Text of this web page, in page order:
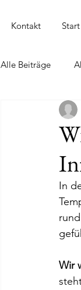
Kontakt Start
Alle Beiträge
Straßen in
In
rund
Wir